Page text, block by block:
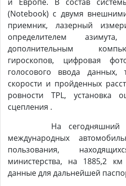
(Notebook) с двумя
приемник, лазерный
определителем
дополнительным
гироскопов, цифровая
голосового ввода данных,
скорости и пройденных
ровности TPL, установка
сцепления .
На сегодняшний
международных
пользования,
министерства, на 1885,2
данные для дальнейшей